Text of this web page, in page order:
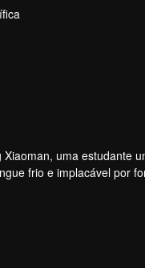
uma estudante
frio e implacável por
A protagonista, Tong